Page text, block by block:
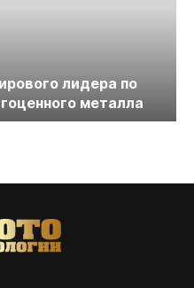
лидера по
металла